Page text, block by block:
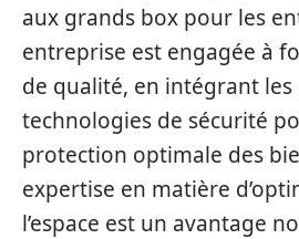
aux grands box pour les
entreprise est engagée à
de qualité, en intégrant
technologies de sécurité
protection optimale des
expertise en matière
l’espace est un avantage